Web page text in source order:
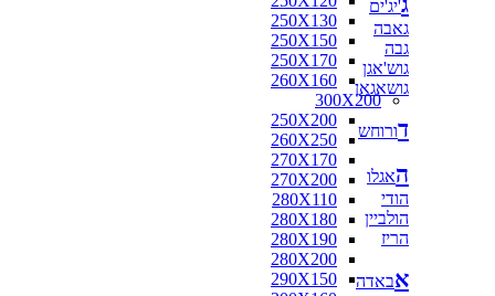
250X130
250X150
250X170
260X160
300X200
250X200
260X250
270X170
270X200
280X110
280X180
280X190
280X200
290X150
'יג'ים
גאבה
גבה
גוש'אגן
גושאגאן
דורוחש
האגלו
הודי
הולביין
הריז
אבאדה